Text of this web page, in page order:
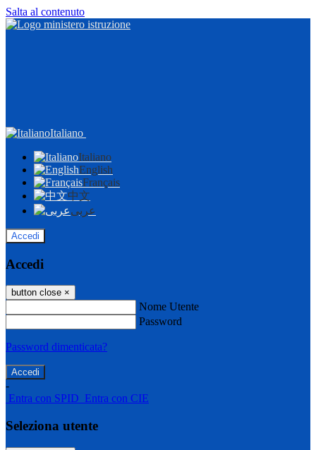
Salta al contenuto
Italiano
Italiano
English
Français
中文
عربى
Accedi
Accedi
button close ×
Nome Utente
Password
Password dimenticata?
-
Entra con SPID Entra con CIE
Seleziona utente